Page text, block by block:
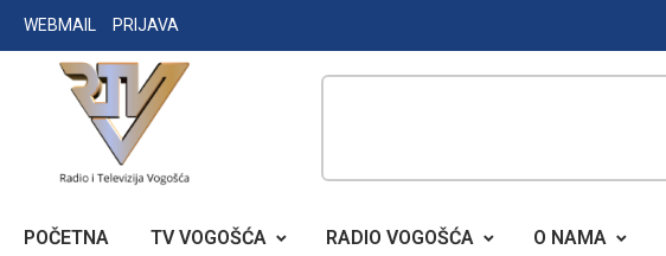
Skip
to
WEBMAIL PRIJAVA
RADIO TELEVIZIJA VOGOŠĆA
POČETNA TV VOGOŠĆA RADIO VOGOŠĆA O NAMA